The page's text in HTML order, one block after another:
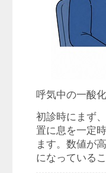
呼気中の一酸
初診時にまず
置に息を一定
ます。数値が
になっている